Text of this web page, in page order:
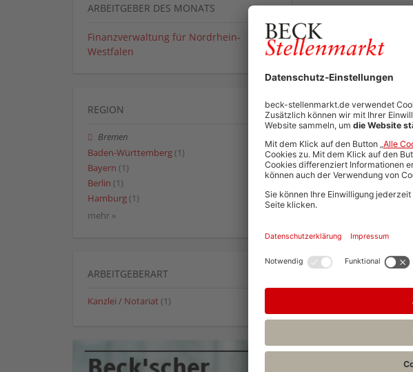
ARBEITGEBER DES MONATS
Finanzverwaltung für Nordrhein-
Westfalen
REGION
Bremen
Baden-Württemberg (1)
Bayern (1)
Berlin (1)
Hamburg (1)
mehr »
ARBEITGEBERART
Kanzlei / Notariat (1)